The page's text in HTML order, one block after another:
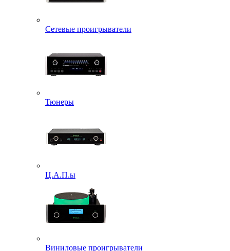
Сетевые проигрыватели
Тюнеры
Ц.А.П.ы
Виниловые проигрыватели